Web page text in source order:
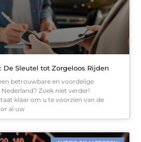
De Sleutel tot Zorgeloos Rijden
betrouwbare en voordelige
Zoek niet verder!
klaar om u te voorzien van de
al uw